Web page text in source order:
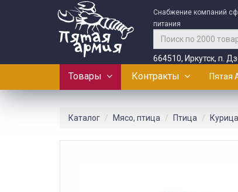
Снабжение компаний
питания
664510, Иркутск, п.
Товары Контракты Пятая
Каталог Мясо, птица Птица Курица